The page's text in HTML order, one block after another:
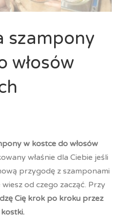
szampony
włosów
w kostce do włosów
właśnie dla Ciebie jeśli
przygodę z szamponami
od czego zacząć. Przy
Cię krok po kroku przez